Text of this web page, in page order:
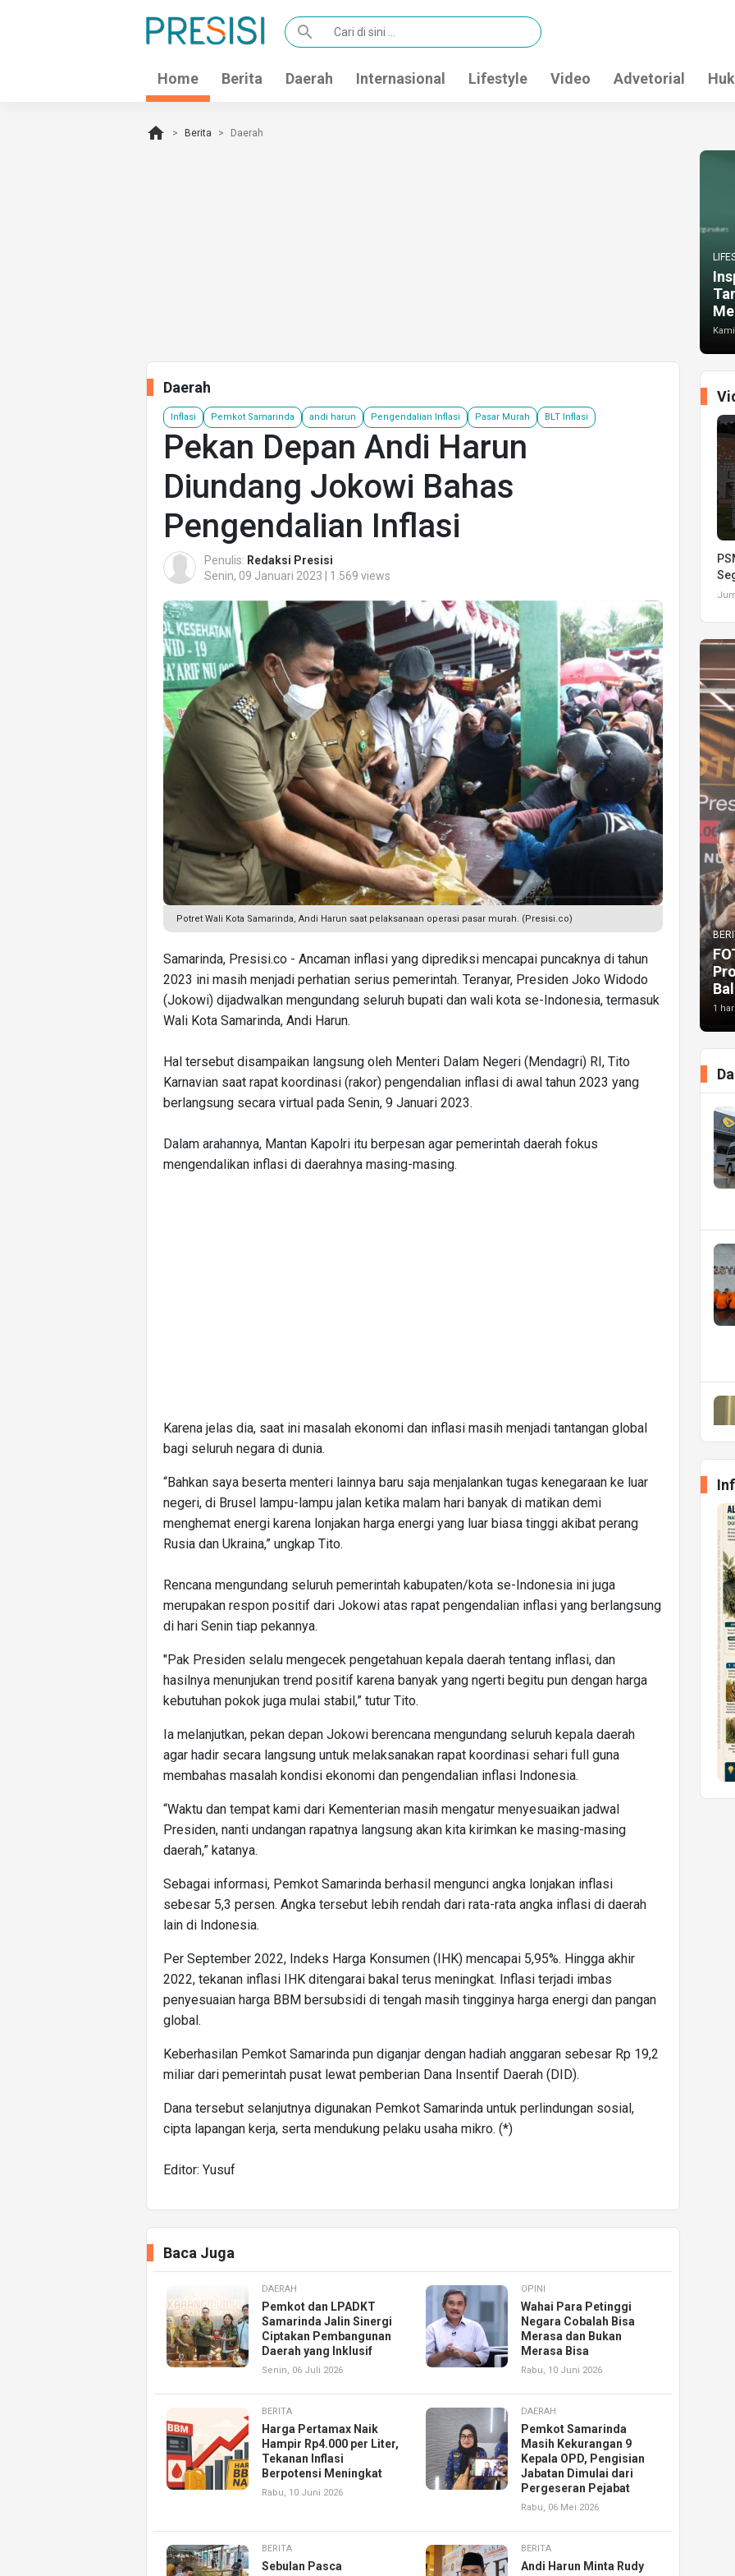
search
Home Berita Daerah Internasional Lifestyle Video Advetorial
home Berita Daerah
Daerah
Inflasi Pemkot Samarinda andi harun Pengendalian Inflasi Pasar Murah BLT Inflasi
Pekan Depan Andi Harun
Diundang Jokowi Bahas
Pengendalian Inflasi
Penulis: Redaksi Presisi
Senin, 09 Januari 2023 | 1.569 views
Potret Wali Kota Samarinda, Andi Harun saat pelaksanaan operasi pasar murah. (Presisi.co)
Samarinda, Presisi.co - Ancaman inflasi yang diprediksi mencapai puncaknya di tahun
2023 ini masih menjadi perhatian serius pemerintah. Teranyar, Presiden Joko Widodo
(Jokowi) dijadwalkan mengundang seluruh bupati dan wali kota se-Indonesia, termasuk
Wali Kota Samarinda, Andi Harun.
Hal tersebut disampaikan langsung oleh Menteri Dalam Negeri (Mendagri) RI, Tito
Karnavian saat rapat koordinasi (rakor) pengendalian inflasi di awal tahun 2023 yang
berlangsung secara virtual pada Senin, 9 Januari 2023.
Dalam arahannya, Mantan Kapolri itu berpesan agar pemerintah daerah fokus
mengendalikan inflasi di daerahnya masing-masing.
Karena jelas dia, saat ini masalah ekonomi dan inflasi masih menjadi tantangan global
bagi seluruh negara di dunia.
“Bahkan saya beserta menteri lainnya baru saja menjalankan tugas kenegaraan ke luar
negeri, di Brusel lampu-lampu jalan ketika malam hari banyak di matikan demi
menghemat energi karena lonjakan harga energi yang luar biasa tinggi akibat perang
Rusia dan Ukraina,” ungkap Tito.
Rencana mengundang seluruh pemerintah kabupaten/kota se-Indonesia ini juga
merupakan respon positif dari Jokowi atas rapat pengendalian inflasi yang berlangsung
di hari Senin tiap pekannya.
"Pak Presiden selalu mengecek pengetahuan kepala daerah tentang inflasi, dan
hasilnya menunjukan trend positif karena banyak yang ngerti begitu pun dengan harga
kebutuhan pokok juga mulai stabil,” tutur Tito.
Ia melanjutkan, pekan depan Jokowi berencana mengundang seluruh kepala daerah
agar hadir secara langsung untuk melaksanakan rapat koordinasi sehari full guna
membahas masalah kondisi ekonomi dan pengendalian inflasi Indonesia.
“Waktu dan tempat kami dari Kementerian masih mengatur menyesuaikan jadwal
Presiden, nanti undangan rapatnya langsung akan kita kirimkan ke masing-masing
daerah,” katanya.
Sebagai informasi, Pemkot Samarinda berhasil mengunci angka lonjakan inflasi
sebesar 5,3 persen. Angka tersebut lebih rendah dari rata-rata angka inflasi di daerah
lain di Indonesia.
Per September 2022, Indeks Harga Konsumen (IHK) mencapai 5,95%. Hingga akhir
2022, tekanan inflasi IHK ditengarai bakal terus meningkat. Inflasi terjadi imbas
penyesuaian harga BBM bersubsidi di tengah masih tingginya harga energi dan pangan
global.
Keberhasilan Pemkot Samarinda pun diganjar dengan hadiah anggaran sebesar Rp 19,2
miliar dari pemerintah pusat lewat pemberian Dana Insentif Daerah (DID).
Dana tersebut selanjutnya digunakan Pemkot Samarinda untuk perlindungan sosial,
cipta lapangan kerja, serta mendukung pelaku usaha mikro. (*)
Editor: Yusuf
Baca Juga
DAERAH
Pemkot dan LPADKT
Samarinda Jalin Sinergi
Ciptakan Pembangunan
Daerah yang Inklusif
Senin, 06 Juli 2026
OPINI
Wahai Para Petinggi
Negara Cobalah Bisa
Merasa dan Bukan
Merasa Bisa
Rabu, 10 Juni 2026
BERITA
Harga Pertamax Naik
Hampir Rp4.000 per Liter,
Tekanan Inflasi
Berpotensi Meningkat
Rabu, 10 Juni 2026
DAERAH
Pemkot Samarinda
Masih Kekurangan 9
Kepala OPD, Pengisian
Jabatan Dimulai dari
Pergeseran Pejabat
Rabu, 06 Mei 2026
BERITA
Sebulan Pasca
BERITA
Andi Harun Minta Rudy
1